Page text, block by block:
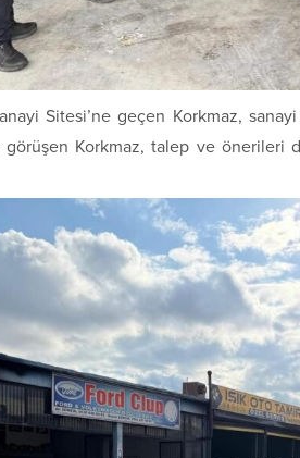
Sitesi’ne geçen Korkmaz,
Korkmaz, talep ve önerileri